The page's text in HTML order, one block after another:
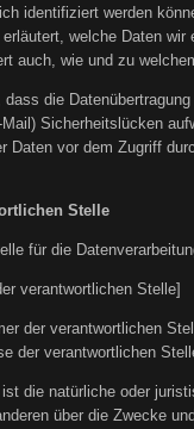
identifiziert werden
welche Daten wir
auch, wie und zu
die
Sicherheitslücken
Daten vor dem Zugriff
Stelle
für die
verantwortlichen Stelle]
der verantwortlichen
der verantwortlichen
die natürliche oder
über die Zwecke